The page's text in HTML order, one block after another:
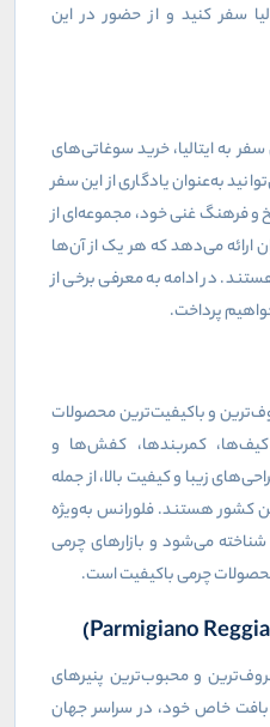
سفر کنید و از حضور در این
به ایتالیا، خرید سوغاتی‌های
به‌عنوان یادگاری از این سفر
و فرهنگ غنی خود، مجموعه‌ای از
ارائه می‌دهد که هر یک از آن‌ها
در ادامه به معرفی برخی از
پرداخت.
و باکیفیت‌ترین محصولات
کمربندها، کفش‌ها و
زیبا و کیفیت بالا، از جمله
کشور هستند. فلورانس به‌ویژه
شناخته می‌شود و بازارهای چرمی
چرمی باکیفیت است.
و محبوب‌ترین پنیرهای
بافت خاص خود، در سراسر جهان